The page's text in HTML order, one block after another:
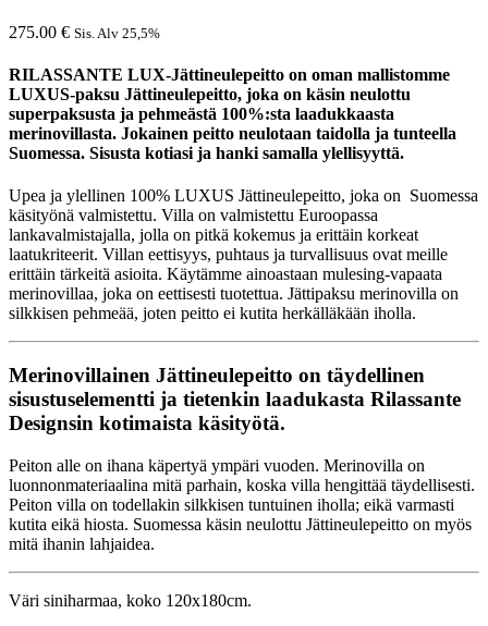
275.00 € Sis. Alv 25,5%
RILASSANTE LUX-Jättineulepeitto on oman mallistomme
LUXUS-paksu Jättineulepeitto, joka on käsin neulottu
superpaksusta ja pehmeästä 100%:sta laadukkaasta
merinovillasta. Jokainen peitto neulotaan taidolla ja tunteella
Suomessa. Sisusta kotiasi ja hanki samalla ylellisyyttä.
Upea ja ylellinen 100% LUXUS Jättineulepeitto, joka on Suomessa
käsityönä valmistettu. Villa on valmistettu Euroopassa
lankavalmistajalla, jolla on pitkä kokemus ja erittäin korkeat
laatukriteerit. Villan eettisyys, puhtaus ja turvallisuus ovat meille
erittäin tärkeitä asioita. Käytämme ainoastaan mulesing-vapaata
merinovillaa, joka on eettisesti tuotettua. Jättipaksu merinovilla on
silkkisen pehmeää, joten peitto ei kutita herkälläkään iholla.
Merinovillainen Jättineulepeitto on täydellinen
sisustuselementti ja tietenkin laadukasta Rilassante
Designsin kotimaista käsityötä.
Peiton alle on ihana käpertyä ympäri vuoden. Merinovilla on
luonnonmateriaalina mitä parhain, koska villa hengittää täydellisesti.
Peiton villa on todellakin silkkisen tuntuinen iholla; eikä varmasti
kutita eikä hiosta. Suomessa käsin neulottu Jättineulepeitto on myös
mitä ihanin lahjaidea.
Väri siniharmaa, koko 120x180cm.